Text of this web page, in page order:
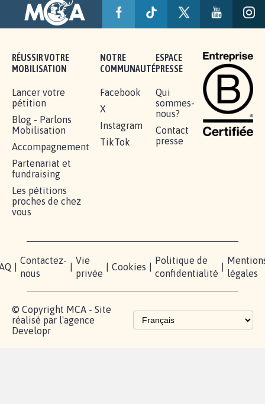
RÉUSSIR VOTRE
MOBILISATION
Lancer votre
pétition
Blog - Parlons
Mobilisation
Accompagnement
Partenariat et
fundraising
Les pétitions
proches de chez
vous
NOTRE
COMMUNAUTÉ
Facebook
X
Instagram
TikTok
ESPACE
PRESSE
Qui
sommes-
nous?
Contact
presse
Contactez-
nous
Vie
privée
Cookies
Politique de
confidentialité
légales
© Copyright MCA - Site
réalisé par l'agence
Developr